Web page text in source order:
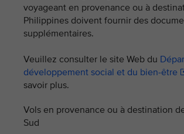
voyageant en provenance ou à
Philippines doivent fournir des
supplémentaires.
Veuillez consulter le site Web du
développement social et du bien-être
savoir plus.
Vols en provenance ou à destination
Sud